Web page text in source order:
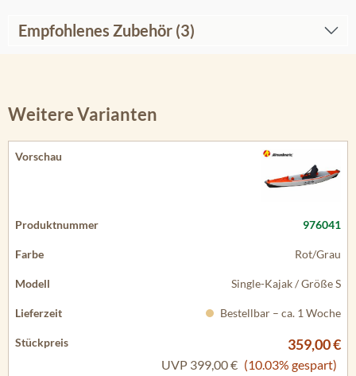
Empfohlenes Zubehör (3)
Weitere Varianten
976041
Rot/Grau
Single-Kajak / Größe S
Bestellbar – ca. 1 Woche
359,00 €
UVP 399,00 € (10.03% gespart)